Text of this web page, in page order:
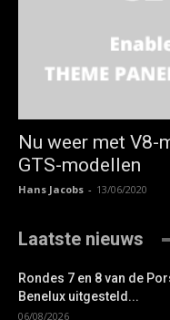
Nu weer met V8-
GTS-modellen
Hans Jacobs - 13/06/2020
Laatste nieuws
Rondes 7 en 8 van de
Benelux uitgesteld...
06/08/2026